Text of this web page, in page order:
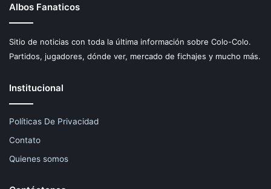
Albos Fanaticos
Sitio de noticias con toda la última información sobre Colo-Colo.
Partidos, jugadores, dónde ver, mercado de fichajes y mucho más.
Institucional
Políticas De Privacidad
Contato
Quienes somos